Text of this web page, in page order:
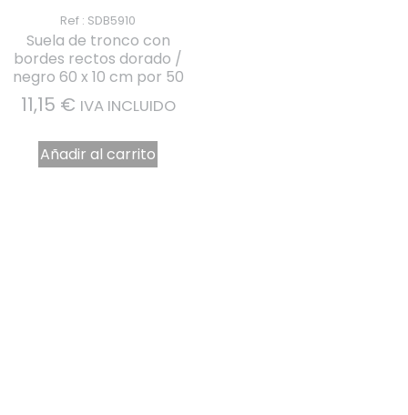
Ref : SDB5910
Suela de tronco con
bordes rectos dorado /
negro 60 x 10 cm por 50
11,15 € IVA INCLUIDO
Añadir al carrito